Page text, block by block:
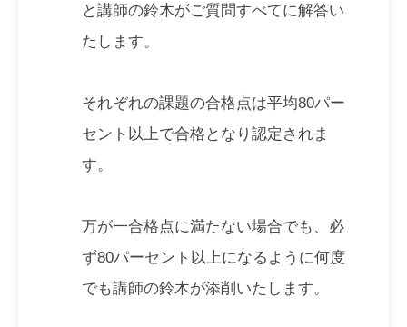
と講師の鈴木がご質問すべてに解答い
たします。
それぞれの課題の合格点は平均80パー
セント以上で合格となり認定されま
す。
万が一合格点に満たない場合でも、必
ず80パーセント以上になるように何度
でも講師の鈴木が添削いたします。